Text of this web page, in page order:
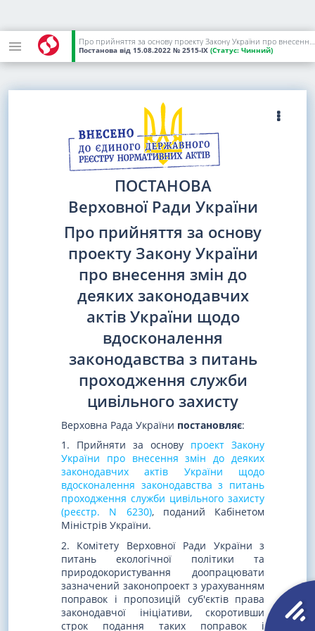
Про прийняття за основу проекту Закону України про внесення змін до деяких законодавчих актів України щодо вдосконалення законодавства з питань проходження служби цивільного захисту
Постанова від 15.08.2022 № 2515-IX (Статус: Чинний)
ПОСТАНОВА
Верховної Ради України
Про прийняття за основу
проекту Закону України
про внесення змін до
деяких законодавчих
актів України щодо
вдосконалення
законодавства з питань
проходження служби
цивільного захисту
Верховна Рада України постановляє:
1. Прийняти за основу проект Закону
України про внесення змін до деяких
законодавчих актів України щодо
вдосконалення законодавства з питань
проходження служби цивільного захисту
(реєстр. N 6230), поданий Кабінетом
Міністрів України.
2. Комітету Верховної Ради України з
питань екологічної політики та
природокористування доопрацювати
зазначений законопроект з урахуванням
поправок і пропозицій суб'єктів права
законодавчої ініціативи, скоротивши
строк подання таких поправок і